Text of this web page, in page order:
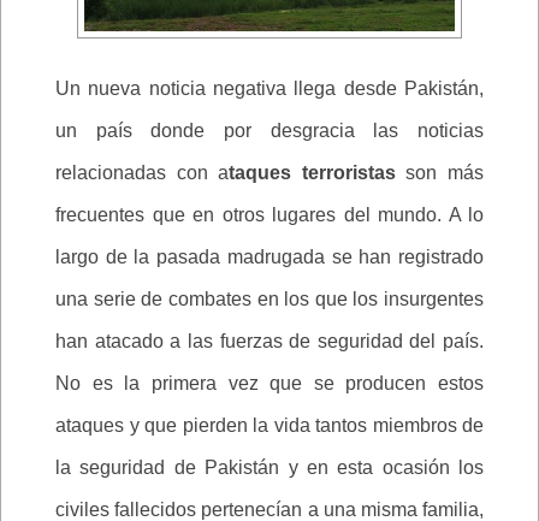
Un nueva noticia negativa llega desde Pakistán,
un país donde por desgracia las noticias
relacionadas con ataques terroristasson más
frecuentes que en otros lugares del mundo. A lo
largo de la pasada madrugada se han registrado
una serie de combates en los que los insurgentes
han atacado a las fuerzas de seguridad del país.
No es la primera vez que se producen estos
ataques y que pierden la vida tantos miembros de
la seguridad de Pakistán y en esta ocasión los
civiles fallecidos pertenecían a una misma familia,